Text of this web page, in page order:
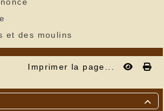
et des moulins
Imprimer la page...
